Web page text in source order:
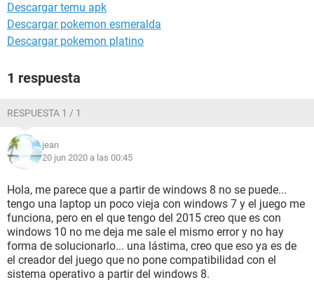
Descargar temu apk
Descargar pokemon esmeralda
Descargar pokemon platino
1 respuesta
RESPUESTA 1 / 1
jean
20 jun 2020 a las 00:45
Hola, me parece que a partir de windows 8 no se puede...
tengo una laptop un poco vieja con windows 7 y el juego me
funciona, pero en el que tengo del 2015 creo que es con
windows 10 no me deja me sale el mismo error y no hay
forma de solucionarlo... una lástima, creo que eso ya es de
el creador del juego que no pone compatibilidad con el
sistema operativo a partir del windows 8.